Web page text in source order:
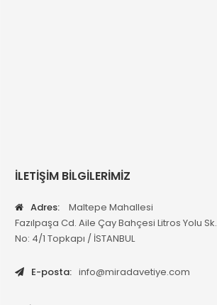
İLETİŞİM BİLGİLERİMİZ
Adres:
Maltepe Mahallesi
Fazılpaşa Cd. Aile Çay Bahçesi Litros Yolu Sk.
No: 4/1 Topkapı / İSTANBUL
E-posta: info@miradavetiye.com